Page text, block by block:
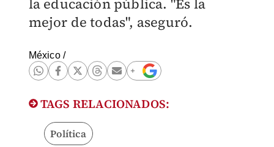
la educación pública. "Es la
mejor de todas", aseguró.
México/
TAGS RELACIONADOS:
Política